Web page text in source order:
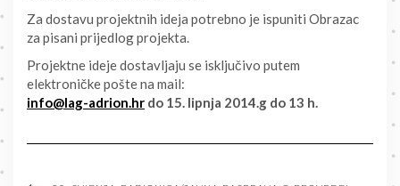
Za dostavu projektnih ideja potrebno je ispuniti Obrazac
za pisani prijedlog projekta.
Projektne ideje dostavljaju se isključivo putem
elektroničke pošte na mail:
info@lag-adrion.hr do 15. lipnja 2014.g do 13 h.